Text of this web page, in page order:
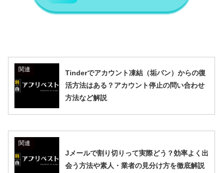
関連
Tinderでアカウント凍結（垢バン）からの復
活方法はある？アカウント停止の問い合わせ
方法など解説
関連
Jメールで割り切りって実際どう？効率よく出
会う方法や素人・業者の見分け方を徹底解説